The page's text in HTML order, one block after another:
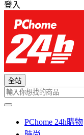
登入
全站
PChome 24h購物